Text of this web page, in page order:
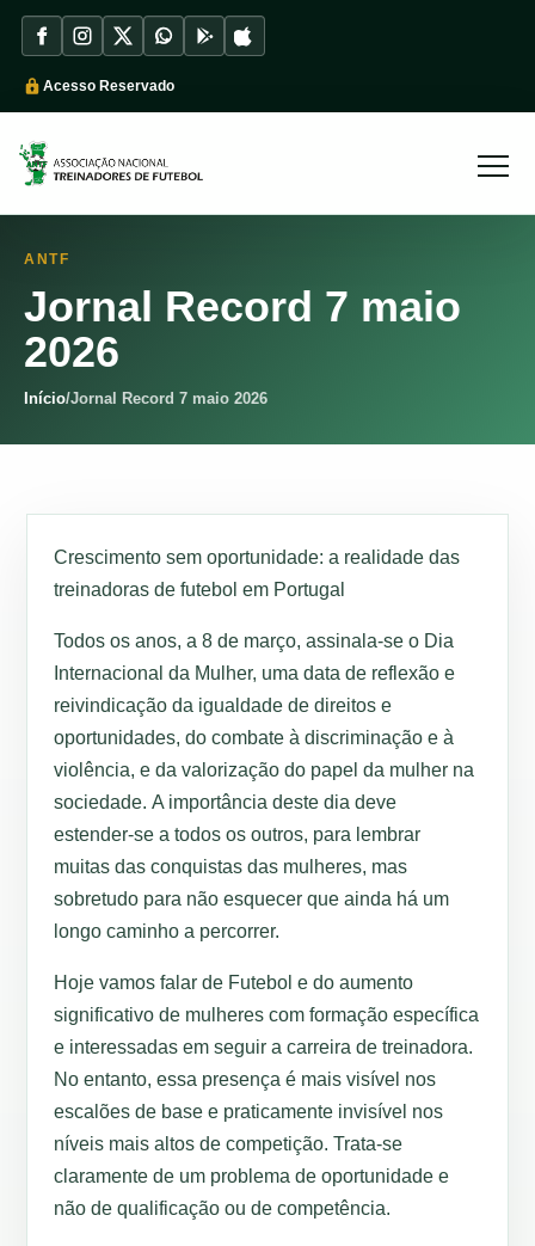
Acesso Reservado
ANTF
Jornal Record 7 maio
2026
Início/Jornal Record 7 maio 2026
Crescimento sem oportunidade: a realidade das
treinadoras de futebol em Portugal
Todos os anos, a 8 de março, assinala-se o Dia
Internacional da Mulher, uma data de reflexão e
reivindicação da igualdade de direitos e
oportunidades, do combate à discriminação e à
violência, e da valorização do papel da mulher na
sociedade. A importância deste dia deve
estender-se a todos os outros, para lembrar
muitas das conquistas das mulheres, mas
sobretudo para não esquecer que ainda há um
longo caminho a percorrer.
Hoje vamos falar de Futebol e do aumento
significativo de mulheres com formação específica
e interessadas em seguir a carreira de treinadora.
No entanto, essa presença é mais visível nos
escalões de base e praticamente invisível nos
níveis mais altos de competição. Trata-se
claramente de um problema de oportunidade e
não de qualificação ou de competência.